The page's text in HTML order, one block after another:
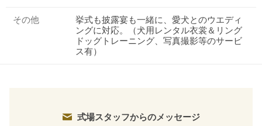
その他
挙式も披露宴も一緒に、愛犬とのウエディ
ングに対応。（犬用レンタル衣裳＆リング
ドッグトレーニング、写真撮影等のサービ
ス有）
式場スタッフからのメッセージ